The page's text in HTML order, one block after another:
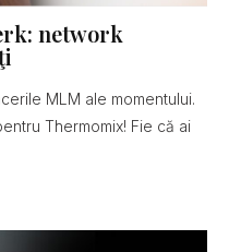
network
MLM ale momentului.
Thermomix! Fie că ai